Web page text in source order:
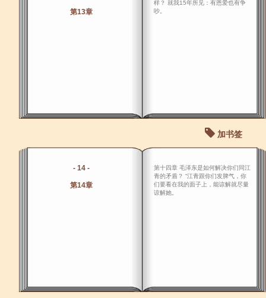
第13章
样？ 就我15年所见：有恩爱也有争
吵。
加书签
- 14 -
第14章
第十四章 毛泽东是如何解决你们同江
青的矛盾？ “江青跟你们发脾气，你
们要看在我的面子上，能谅解就尽量
谅解她。